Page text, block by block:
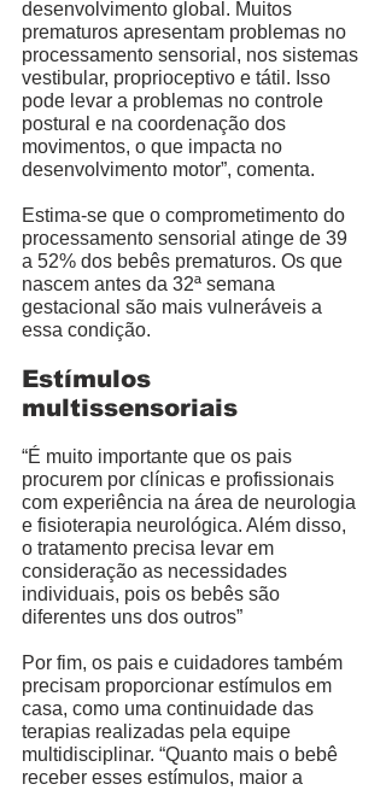
desenvolvimento global. Muitos
prematuros apresentam problemas no
processamento sensorial, nos sistemas
vestibular, proprioceptivo e tátil. Isso
pode levar a problemas no controle
postural e na coordenação dos
movimentos, o que impacta no
desenvolvimento motor”, comenta.
Estima-se que o comprometimento do
processamento sensorial atinge de 39
a 52% dos bebês prematuros. Os que
nascem antes da 32ª semana
gestacional são mais vulneráveis a
essa condição.
Estímulos
multissensoriais
“É muito importante que os pais
procurem por clínicas e profissionais
com experiência na área de neurologia
e fisioterapia neurológica. Além disso,
o tratamento precisa levar em
consideração as necessidades
individuais, pois os bebês são
diferentes uns dos outros”
Por fim, os pais e cuidadores também
precisam proporcionar estímulos em
casa, como uma continuidade das
terapias realizadas pela equipe
multidisciplinar. “Quanto mais o bebê
receber esses estímulos, maior a